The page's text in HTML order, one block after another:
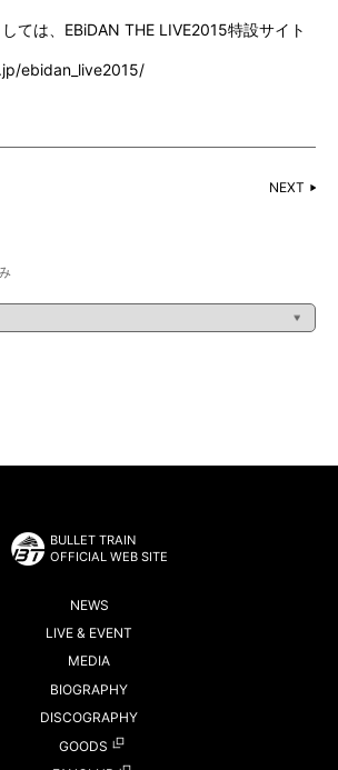
ては、EBiDAN THE LIVE2015特設サイト
ebidan_live2015/
NEXT
BULLET TRAIN
OFFICIAL WEB SITE
NEWS
LIVE & EVENT
MEDIA
BIOGRAPHY
DISCOGRAPHY
GOODS